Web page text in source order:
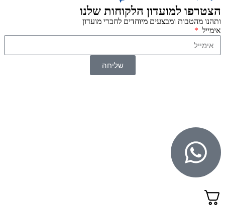
הצטרפו למועדון הלקוחות שלנו
ותהנו מהטבות ומבצעים מיוחדים לחברי מועדון
אימייל
שליחה